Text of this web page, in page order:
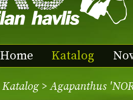
Home Katalog
Katalog> Agapanthus